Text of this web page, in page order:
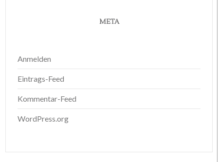
META
Anmelden
Eintrags-Feed
Kommentar-Feed
WordPress.org